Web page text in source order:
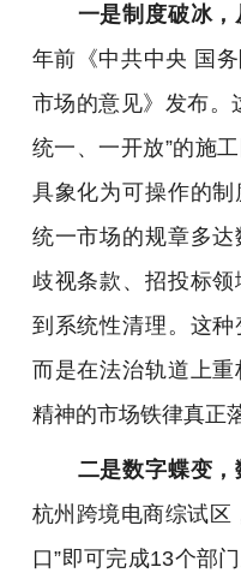
一是制度破冰
年前《中共中央 国
市场的意见》发布。
统一、一开放”的施
具象化为可操作的
统一市场的规章多
歧视条款、招投标
到系统性清理。这种
而是在法治轨道上
精神的市场铁律真正
二是数字蝶变
杭州跨境电商综试区
口”即可完成13个部